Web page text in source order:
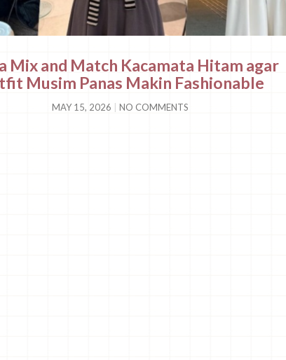
Mix and Match Kacamata Hitam agar
Musim Panas Makin Fashionable
MAY 15, 2026 NO COMMENTS